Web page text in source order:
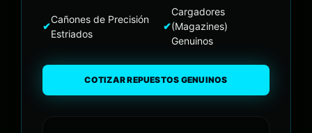
✔
Cañones de Precisión
Estriados
✔
Cargadores
(Magazines)
Genuinos
COTIZAR REPUESTOS GENUINOS